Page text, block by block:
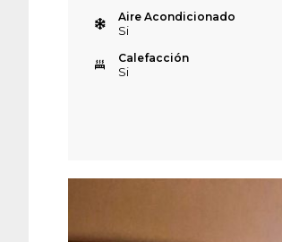
Aire Acondicionado
Si
Calefacción
Si